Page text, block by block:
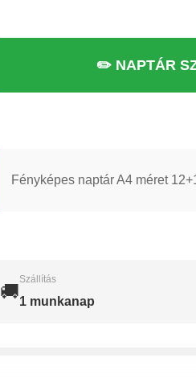
✏️ NAPTÁR
Fényképes naptár A4 méret
🚚
Szállítás
1 munkanap